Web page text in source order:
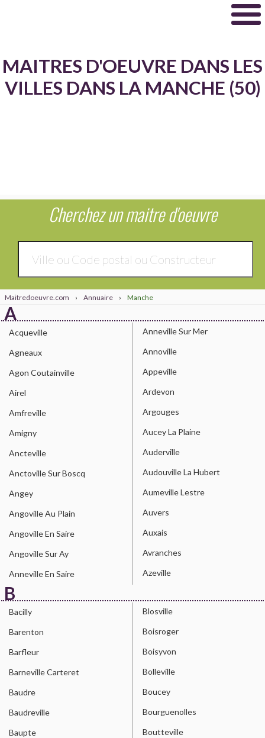
MAITRES D'OEUVRE DANS LES
VILLES DANS LA MANCHE (50)
Cherchez un maitre d'oeuvre
Maitredoeuvre.com › Annuaire › Manche
A
Acqueville
Agneaux
Agon Coutainville
Airel
Amfreville
Amigny
Ancteville
Anctoville Sur Boscq
Angey
Angoville Au Plain
Angoville En Saire
Angoville Sur Ay
Anneville En Saire
Anneville Sur Mer
Annoville
Appeville
Ardevon
Argouges
Aucey La Plaine
Auderville
Audouville La Hubert
Aumeville Lestre
Auvers
Auxais
Avranches
Azeville
B
Bacilly
Barenton
Barfleur
Barneville Carteret
Baudre
Baudreville
Baupte
Blosville
Boisroger
Boisyvon
Bolleville
Boucey
Bourguenolles
Boutteville